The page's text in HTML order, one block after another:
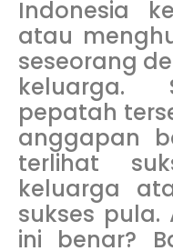
Indonesia
atau
seseorang
keluarga.
pepatah
anggapan
terlihat
keluarga
sukses
ini benar?